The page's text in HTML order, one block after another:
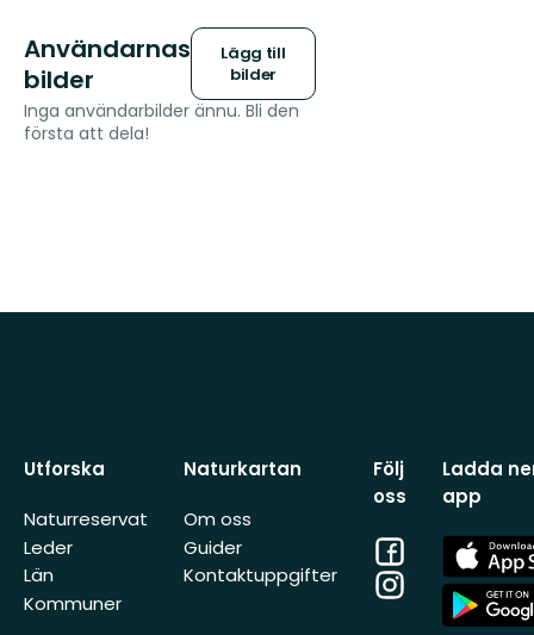
Användarnas
bilder
Lägg till
bilder
Inga användarbilder ännu. Bli den
första att dela!
Utforska
Naturreservat
Leder
Län
Kommuner
Naturkartan
Om oss
Guider
Kontaktuppgifter
Följ
oss
Facebook
Instagram
Ladda
app
App
Store
App
Store